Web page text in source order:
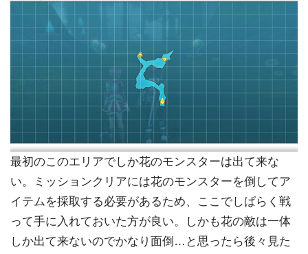
最初のこのエリアでしか花のモンスターは出て来な
い。ミッションクリアには花のモンスターを倒してア
イテムを採取する必要があるため、ここでしばらく戦
って手に入れておいた方が良い。しかも花の敵は一体
しか出て来ないのでかなり面倒…と思ったら後々見た